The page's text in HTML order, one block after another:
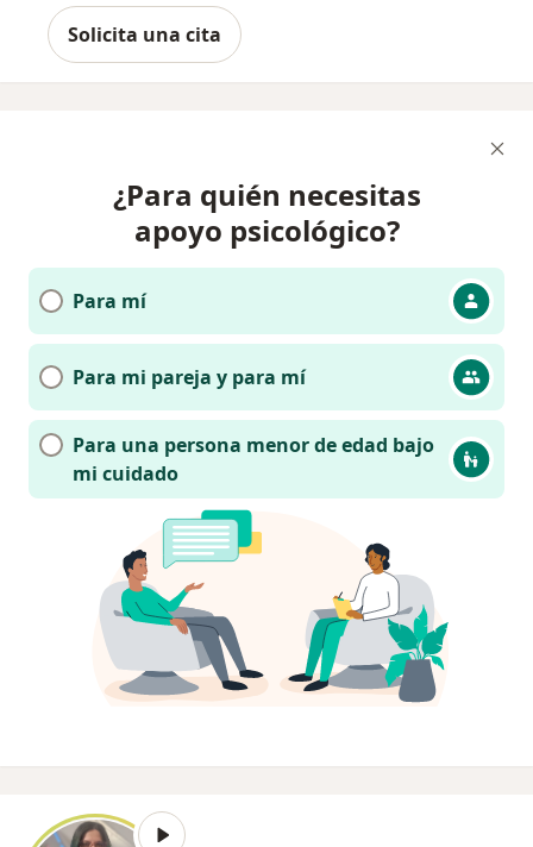
Solicita una cita
¿Para quién necesitas
apoyo psicológico?
Para mí
Para mi pareja y para mí
Para una persona menor de edad bajo
mi cuidado